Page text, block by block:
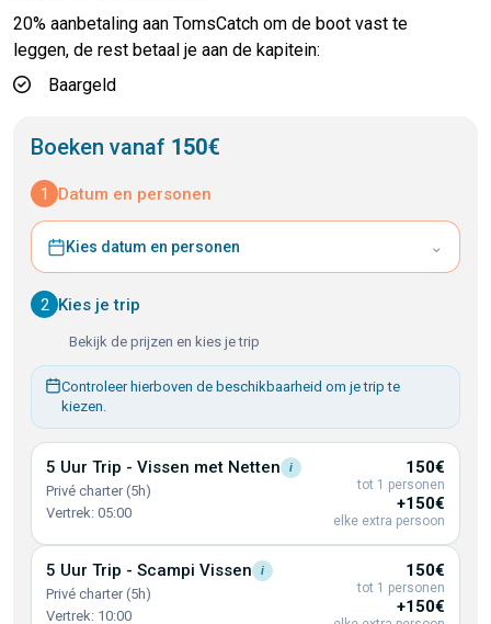
20% aanbetaling aan TomsCatch om de boot vast te
leggen, de rest betaal je aan de kapitein:
Baargeld
Boeken vanaf 150€
1 Datum en personen
Kies datum en personen ⌄
2 Kies je trip
Bekijk de prijzen en kies je trip
Controleer hierboven de beschikbaarheid om je trip te
kiezen.
5 Uur Trip - Vissen met Netten i
Privé charter (5h)
Vertrek: 05:00
150€
tot 1 personen
+150€
elke extra persoon
5 Uur Trip - Scampi Vissen i
Privé charter (5h)
Vertrek: 10:00
150€
tot 1 personen
+150€